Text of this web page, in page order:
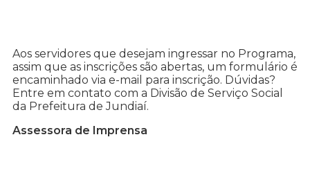
Aos servidores que desejam ingressar no Programa,
assim que as inscrições são abertas, um formulário é
encaminhado via e-mail para inscrição. Dúvidas?
Entre em contato com a Divisão de Serviço Social
da Prefeitura de Jundiaí.
Assessora de Imprensa